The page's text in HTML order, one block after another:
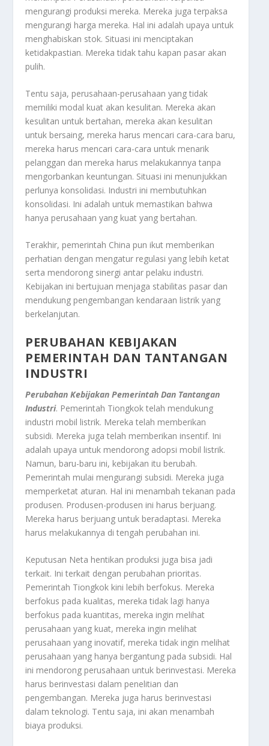
mengurangi produksi mereka. Mereka juga terpaksa
mengurangi harga mereka. Hal ini adalah upaya untuk
menghabiskan stok. Situasi ini menciptakan
ketidakpastian. Mereka tidak tahu kapan pasar akan
pulih.
Tentu saja, perusahaan-perusahaan yang tidak
memiliki modal kuat akan kesulitan. Mereka akan
kesulitan untuk bertahan, mereka akan kesulitan
untuk bersaing, mereka harus mencari cara-cara baru,
mereka harus mencari cara-cara untuk menarik
pelanggan dan mereka harus melakukannya tanpa
mengorbankan keuntungan. Situasi ini menunjukkan
perlunya konsolidasi. Industri ini membutuhkan
konsolidasi. Ini adalah untuk memastikan bahwa
hanya perusahaan yang kuat yang bertahan.
Terakhir, pemerintah China pun ikut memberikan
perhatian dengan mengatur regulasi yang lebih ketat
serta mendorong sinergi antar pelaku industri.
Kebijakan ini bertujuan menjaga stabilitas pasar dan
mendukung pengembangan kendaraan listrik yang
berkelanjutan.
PERUBAHAN KEBIJAKAN
PEMERINTAH DAN TANTANGAN
INDUSTRI
Perubahan Kebijakan Pemerintah Dan Tantangan
Industri. Pemerintah Tiongkok telah mendukung
industri mobil listrik. Mereka telah memberikan
subsidi. Mereka juga telah memberikan insentif. Ini
adalah upaya untuk mendorong adopsi mobil listrik.
Namun, baru-baru ini, kebijakan itu berubah.
Pemerintah mulai mengurangi subsidi. Mereka juga
memperketat aturan. Hal ini menambah tekanan pada
produsen. Produsen-produsen ini harus berjuang.
Mereka harus berjuang untuk beradaptasi. Mereka
harus melakukannya di tengah perubahan ini.
Keputusan Neta hentikan produksi juga bisa jadi
terkait. Ini terkait dengan perubahan prioritas.
Pemerintah Tiongkok kini lebih berfokus. Mereka
berfokus pada kualitas, mereka tidak lagi hanya
berfokus pada kuantitas, mereka ingin melihat
perusahaan yang kuat, mereka ingin melihat
perusahaan yang inovatif, mereka tidak ingin melihat
perusahaan yang hanya bergantung pada subsidi. Hal
ini mendorong perusahaan untuk berinvestasi. Mereka
harus berinvestasi dalam penelitian dan
pengembangan. Mereka juga harus berinvestasi
dalam teknologi. Tentu saja, ini akan menambah
biaya produksi.